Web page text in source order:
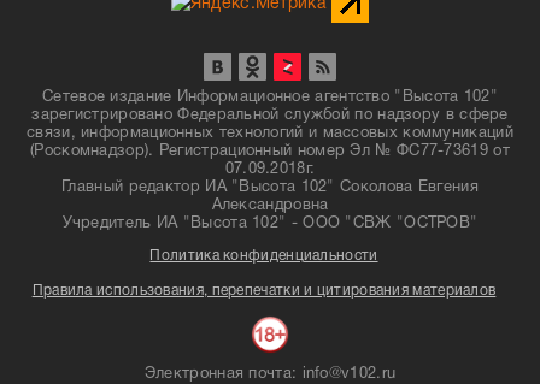
Сетевое издание Информационное агентство "Высота 102"
зарегистрировано Федеральной службой по надзору в сфере
связи, информационных технологий и массовых коммуникаций
(Роскомнадзор). Регистрационный номер Эл № ФС77-73619 от
07.09.2018г.
Главный редактор ИА "Высота 102" Соколова Евгения
Александровна
Учредитель ИА "Высота 102" - ООО "СВЖ "ОСТРОВ"
Политика конфиденциальности
Правила использования, перепечатки и цитирования материалов
Электронная почта: info@v102.ru